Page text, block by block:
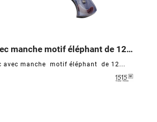
Couteau Alsac avec manche motif éléphant de 12cm
avec manche motif éléphant de 12...
  